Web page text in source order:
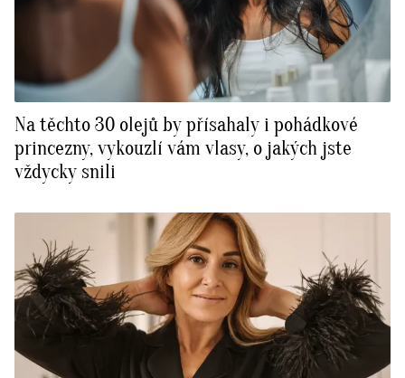
Na těchto 30 olejů by přísahaly i pohádkové
princezny, vykouzlí vám vlasy, o jakých jste
vždycky snili